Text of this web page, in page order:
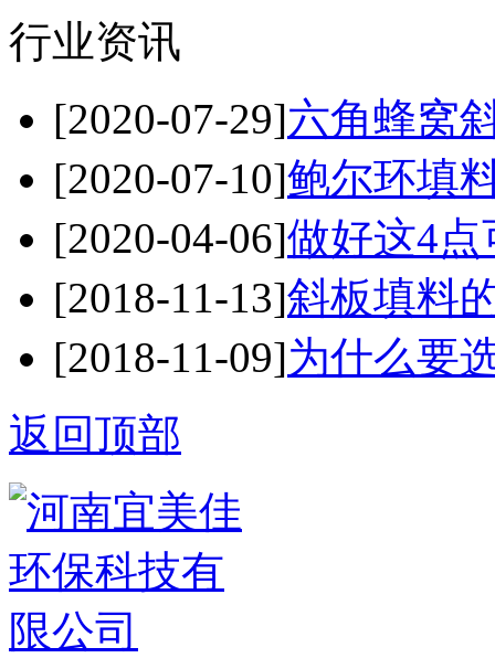
行业资讯
[2020-07-29]六角蜂窝
[2020-07-10]鲍尔环填
[2020-04-06]做好这4
[2018-11-13]斜板填料
[2018-11-09]为什么要
返回顶部